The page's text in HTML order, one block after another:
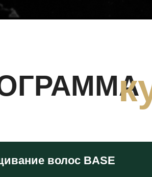
волос BASE